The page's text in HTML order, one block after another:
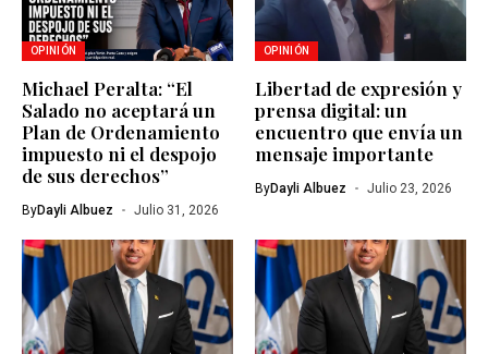
OPINIÓN
Michael Peralta: “El
Salado no aceptará un
Plan de Ordenamiento
impuesto ni el despojo
de sus derechos”
ByDayli Albuez Julio 31, 2026
OPINIÓN
Libertad de expresión y
prensa digital: un
encuentro que envía un
mensaje importante
ByDayli Albuez Julio 23, 2026